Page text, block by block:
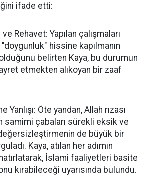
ifade etti:
Rehavet: Yapılan çalışmaları
hissine kapılmanın
belirten Kaya, bu durumun
etmekten alıkoyan bir zaaf
Yanlışı: Öte yandan, Allah rızası
samimi çabaları sürekli eksik ve
de büyük bir
Kaya, atılan her adımın
İslami faaliyetleri basite
kırabileceği uyarısında bulundu.